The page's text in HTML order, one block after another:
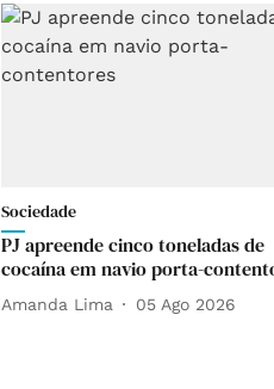
Sociedade
PJ apreende cinco toneladas de
cocaína em navio porta-
Amanda Lima 05 Ago 2026